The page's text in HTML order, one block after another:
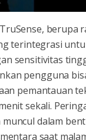
berupa
terintegrasi
sensitivitas
pengguna
pemantauan
sekali.
dalam
saat